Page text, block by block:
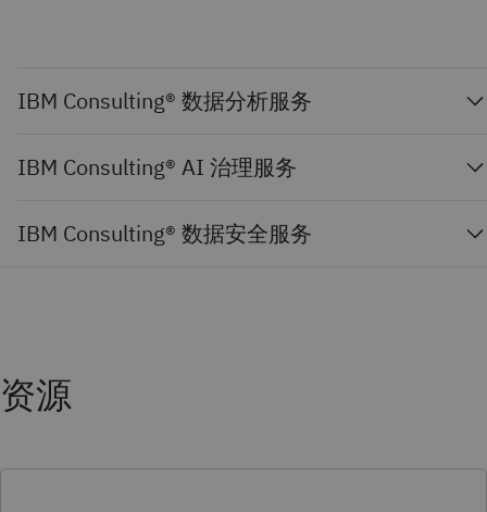
IBM Consulting® 数据分析服务
IBM Consulting® AI 治理服务
IBM Consulting® 数据安全服务
资源